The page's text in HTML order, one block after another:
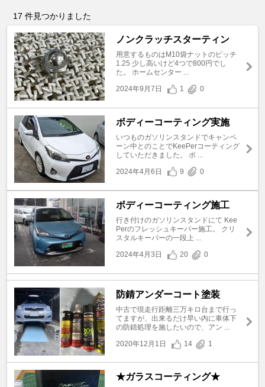
17 件見つかりました
ノンクラッチスターティン
用意するものはM10袋ナットのピッチ
1.25 少し高いけど4つで800円でし
た。 ホームセンター ...
2024年9月7日
1 0
ボディーコーティング実施
いつものガソリンスタンドでキャンペ
ーン中とのことでKeePerコーティング
していただきました。 ポ ...
2024年4月6日
9 0
ボディーコーティング施工
行き付けのガソリンスタンドにて Kee
Perのフレッシュキーパー施工。 クリ
スタルキーパーの一段上 ...
2024年4月3日
20 0
防錆アンダーコート塗装
中古で現走行距離三万キロ台まで行っ
てますが、出来るだけ早い内に車体下
の防錆処理を施したいので、アン ...
2020年12月1日
14 1
★ガラスコーティング★